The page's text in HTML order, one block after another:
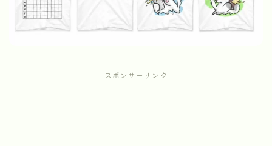
スポンサーリンク